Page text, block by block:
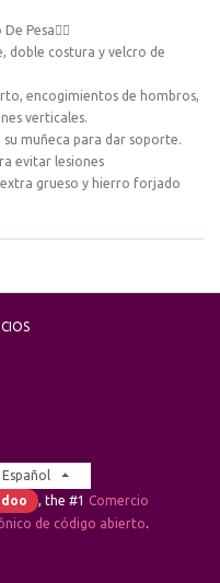
Pesa🏋️‍♀️
doble costura y velcro de
encogimientos de hombros,
verticales.
muñeca para dar soporte.
evitar lesiones
grueso y hierro forjado
Español
, the #1 Comercio
de código abierto.